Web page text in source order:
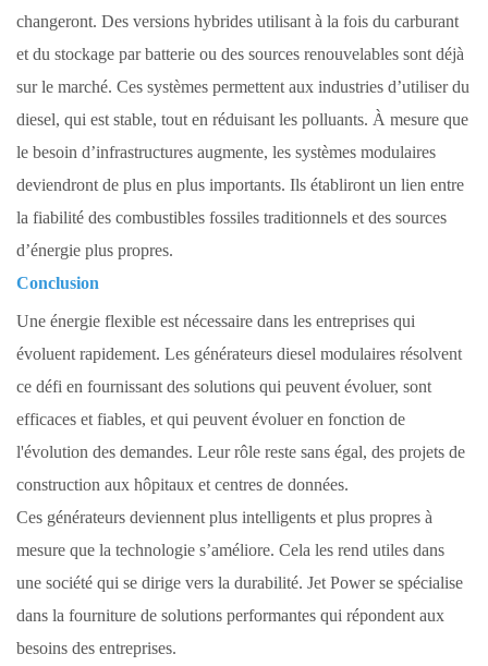
changeront. Des versions hybrides utilisant à la fois du carburant
et du stockage par batterie ou des sources renouvelables sont déjà
sur le marché. Ces systèmes permettent aux industries d’utiliser du
diesel, qui est stable, tout en réduisant les polluants. À mesure que
le besoin d’infrastructures augmente, les systèmes modulaires
deviendront de plus en plus importants. Ils établiront un lien entre
la fiabilité des combustibles fossiles traditionnels et des sources
d’énergie plus propres.
Conclusion
Une énergie flexible est nécessaire dans les entreprises qui
évoluent rapidement. Les générateurs diesel modulaires résolvent
ce défi en fournissant des solutions qui peuvent évoluer, sont
efficaces et fiables, et qui peuvent évoluer en fonction de
l'évolution des demandes. Leur rôle reste sans égal, des projets de
construction aux hôpitaux et centres de données.
Ces générateurs deviennent plus intelligents et plus propres à
mesure que la technologie s’améliore. Cela les rend utiles dans
une société qui se dirige vers la durabilité. Jet Power se spécialise
dans la fourniture de solutions performantes qui répondent aux
besoins des entreprises.